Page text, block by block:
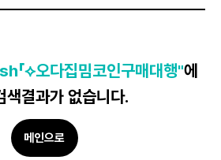
⟡오다집밈코인구매대행"에
색결과가 없습니다.
메인으로